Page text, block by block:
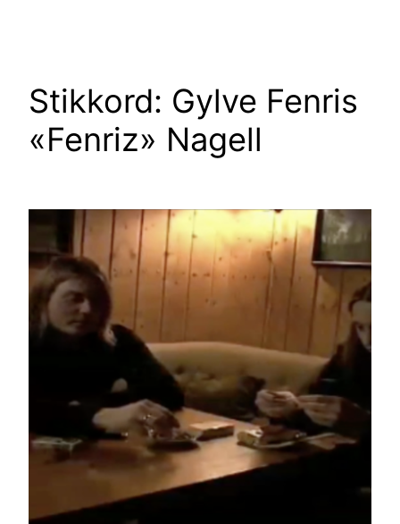
Stikkord: Gylve Fenris
«Fenriz» Nagell